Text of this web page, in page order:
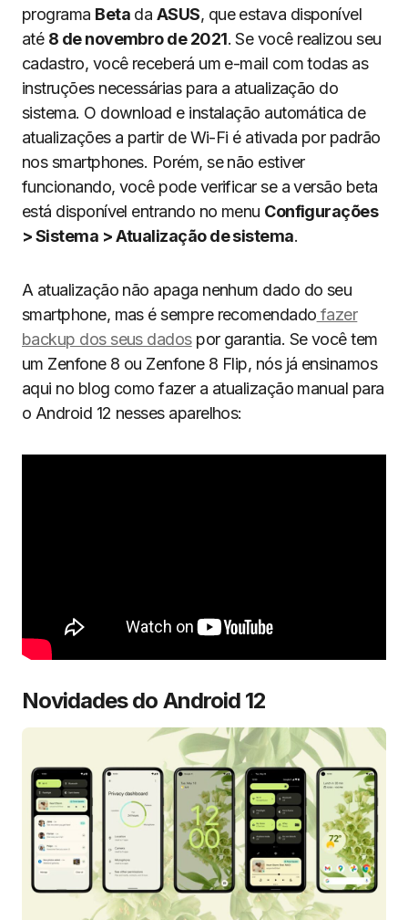
programa Betada ASUS, que estava disponível
até 8 de novembro de 2021. Se você realizou seu
cadastro, você receberá um e-mail com todas as
instruções necessárias para a atualização do
sistema. O download e instalação automática de
atualizações a partir de Wi-Fi é ativada por padrão
nos smartphones. Porém, se não estiver
funcionando, você pode verificar se a versão beta
está disponível entrando no menu Configurações
> Sistema > Atualização de sistema.
A atualização não apaga nenhum dado do seu
smartphone, mas é sempre recomendado fazer
backup dos seus dadospor garantia. Se você tem
um Zenfone 8 ou Zenfone 8 Flip, nós já ensinamos
aqui no blog como fazer a atualização manual para
o Android 12 nesses aparelhos:
Novidades do Android 12